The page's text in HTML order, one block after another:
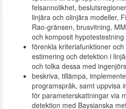
felsannolikhet,
linjära och olinjära modeller,
Rao-gränsen, brusvitning,
och komposit hypotestestning
förenkla kriteriafunktioner
estimering och detektion i
och tolka dessa med
beskriva, tillämpa,
programspråk, samt uppvisa
för parameterskattningar via
detektion med Baysianska